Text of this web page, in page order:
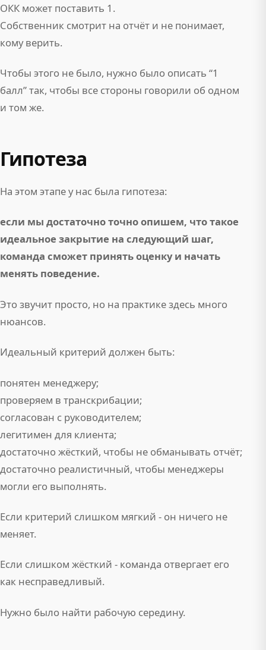
ОКК может поставить 1.
Собственник смотрит на отчёт и не понимает,
кому верить.
Чтобы этого не было, нужно было описать “1
балл” так, чтобы все стороны говорили об одном
и том же.
Гипотеза
На этом этапе у нас была гипотеза:
если мы достаточно точно опишем, что такое
идеальное закрытие на следующий шаг,
команда сможет принять оценку и начать
менять поведение.
Это звучит просто, но на практике здесь много
нюансов.
Идеальный критерий должен быть:
понятен менеджеру;
проверяем в транскрибации;
согласован с руководителем;
легитимен для клиента;
достаточно жёсткий, чтобы не обманывать отчёт;
достаточно реалистичный, чтобы менеджеры
могли его выполнять.
Если критерий слишком мягкий - он ничего не
меняет.
Если слишком жёсткий - команда отвергает его
как несправедливый.
Нужно было найти рабочую середину.